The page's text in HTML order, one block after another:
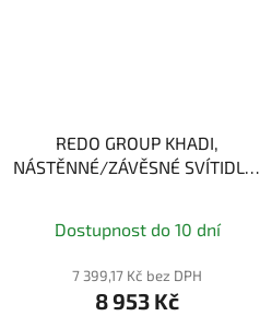
REDO GROUP KHADI,
NÁSTĚNNÉ/ZÁVĚSNÉ SVÍTIDLO,
Dostupnost do 10 dní
7 399,17 Kč bez DPH
8 953 Kč